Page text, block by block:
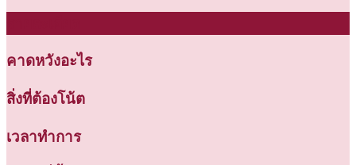
คาดหวังอะไร
สิ่งที่ต้องโน้ต
เวลาทำการ